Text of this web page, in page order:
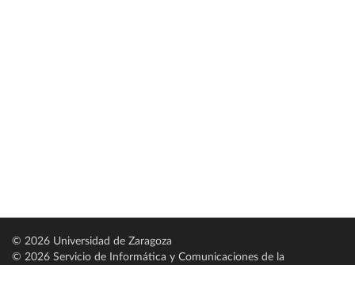
© 2026 Universidad de Zaragoza
© 2026 Servicio de Informática y Comunicaciones de la